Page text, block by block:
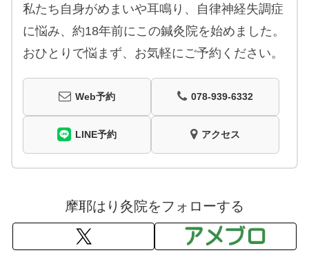
私たち自身がめまいや耳鳴り、自律神経失調症
に悩み、約18年前にこの鍼灸院を始めました。
おひとりで悩まず、お気軽にご予約ください。
Web予約 078-939-6332
LINE予約 アクセス
摩耶はり灸院をフォローする